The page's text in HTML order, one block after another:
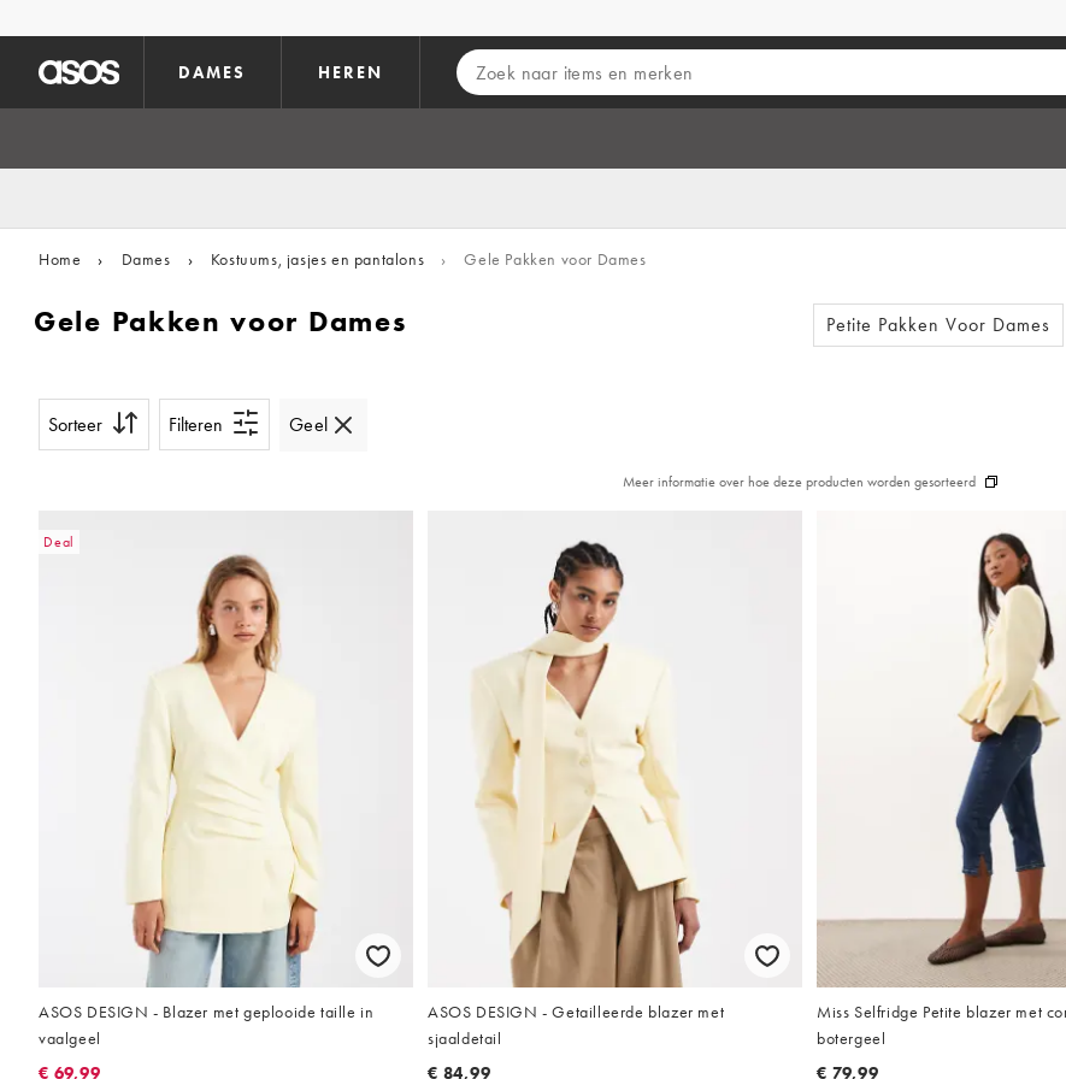
DAMES HEREN
Home › Dames › Kostuums, jasjes en pantalons › Gele Pakken voor Dames
Gele Pakken voor Dames Petite Pakken Voor Dames
Sorteer Filteren Geel
Meer informatie over hoe deze producten worden gesorteerd
Deal
ASOS DESIGN - Blazer met geplooide taille in
vaalgeel
€ 69,99
ASOS DESIGN - Getailleerde blazer met
sjaaldetail
€ 84,99
Miss Selfridge Petite blazer met
botergeel
€ 79,99